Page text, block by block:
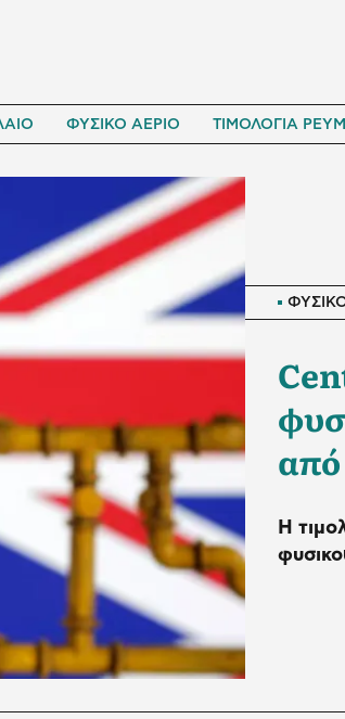
ΦΥΣΙΚΟ ΑΕΡΙΟ ΤΙΜΟΛΟΓΙΑ
από
Η